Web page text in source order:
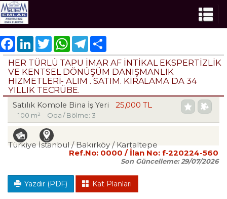
FacebookLinkedInTwitter WhatsAppTelegram
HER TÜRLÜ TAPU İMAR AF İNTİKAL EKSPERTİZLİK
VE KENTSEL DÖNÜŞÜM DANIŞMANLIK
HİZMETLERİ- ALIM . SATIM. KİRALAMA DA 34
YILLIK TECRÜBE.
Satılık Komple Bina İş Yeri 25,000 TL
100 m² Oda / Bölme: 3
Türkiye İstanbul / Bakırköy/ Kartaltepe
Ref.No: 0000 / İlan No: f-220224-560
Son Güncelleme:29/07/2026
Yazdır (PDF) Kat Planları